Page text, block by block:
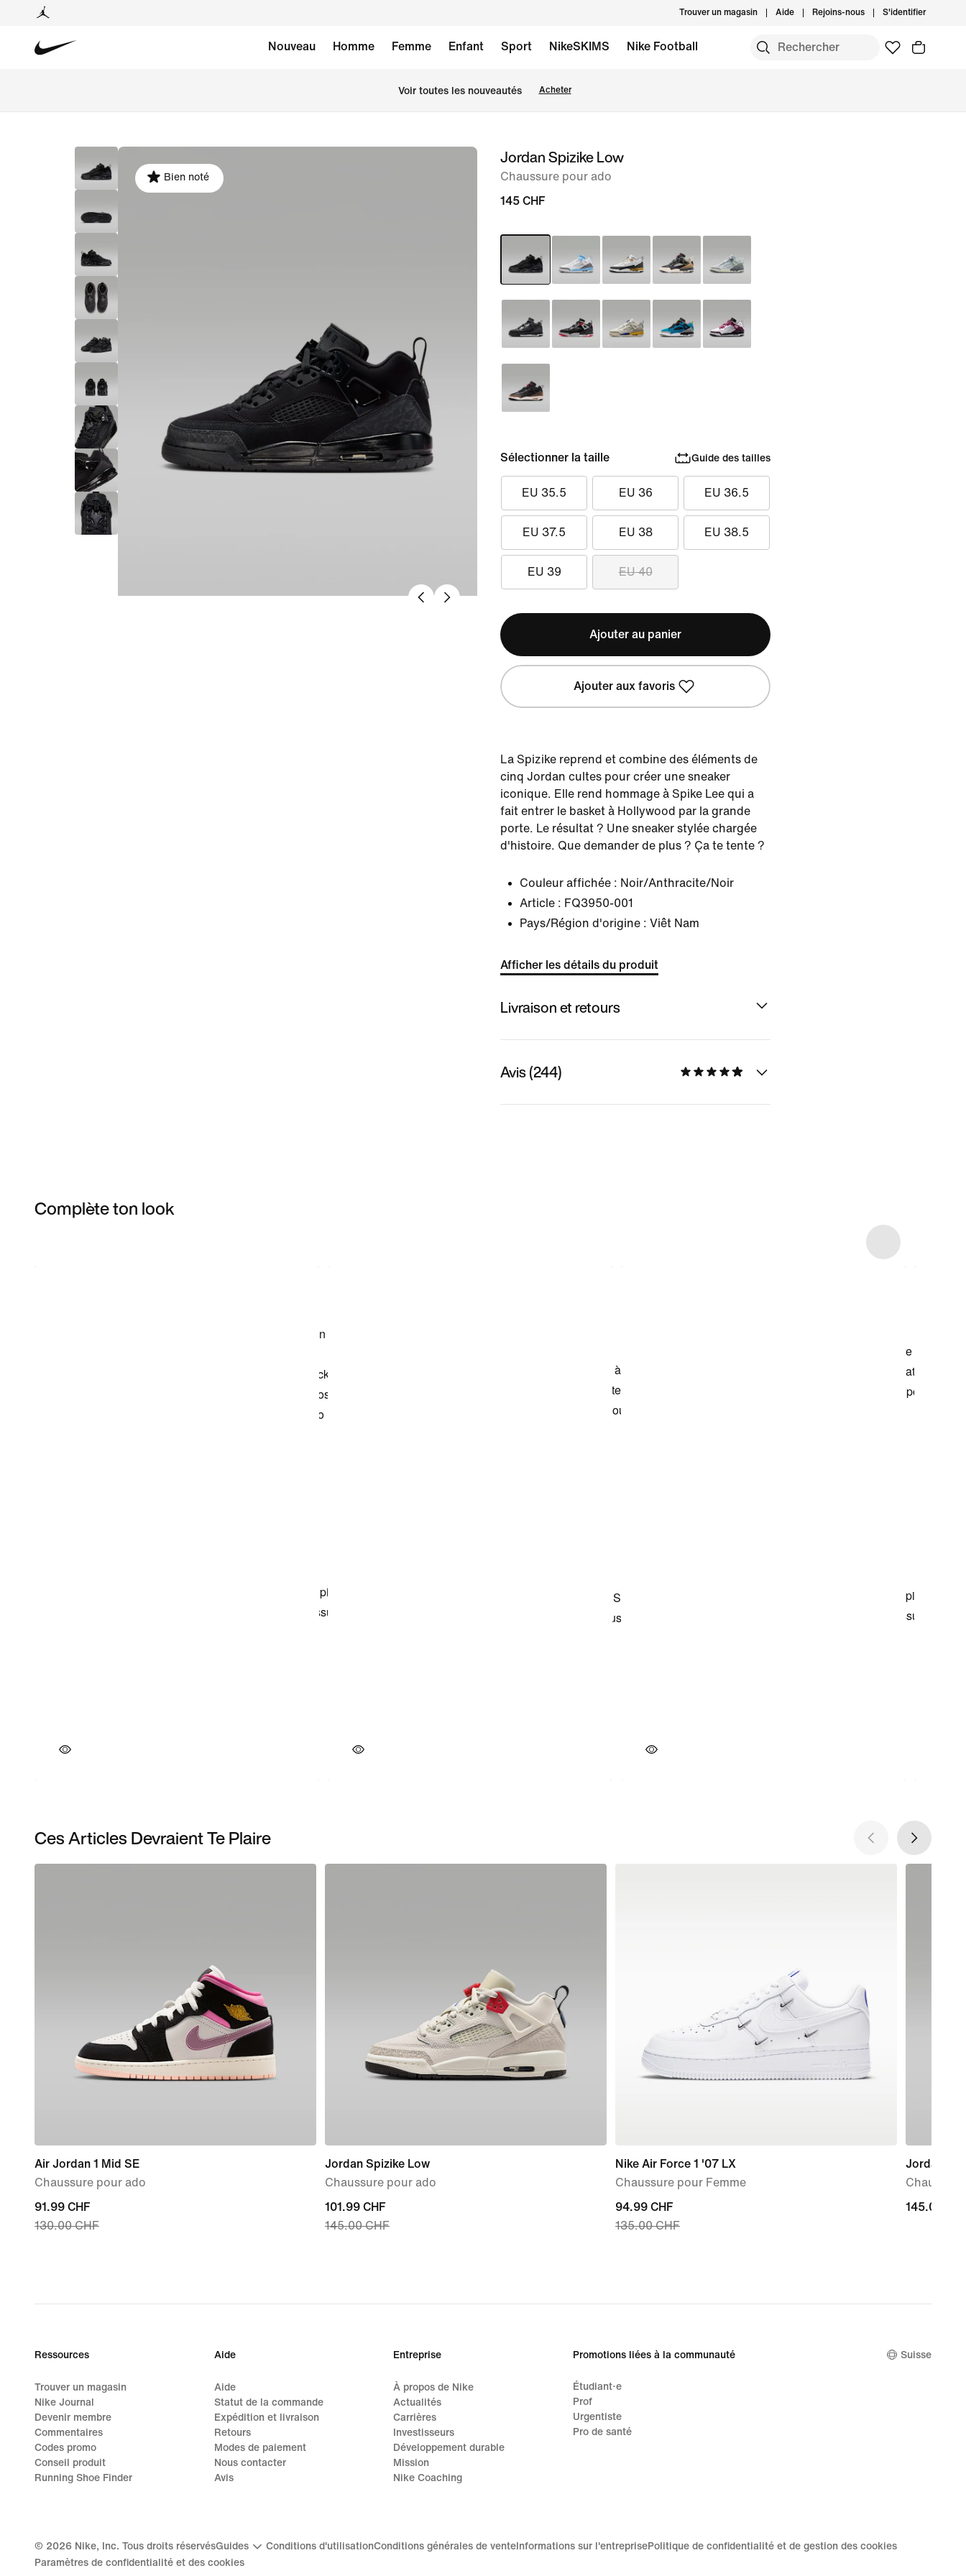
Trouver un magasin Aide Rejoins-nous S'identifier
Nouveau Homme Femme Enfant Sport NikeSKIMS Nike Football
Voir toutes les nouveautés Acheter
image 1
Bien noté
Jordan Spizike Low
Chaussure pour ado
145 CHF
Sélectionner la taille Guide des tailles
EU 35.5 EU 36 EU 36.5
EU 37.5 EU 38 EU 38.5
EU 39 EU 40
Ajouter au panier
Ajouter aux favoris
La Spizike reprend et combine des éléments de
cinq Jordan cultes pour créer une sneaker
iconique. Elle rend hommage à Spike Lee qui a
fait entrer le basket à Hollywood par la grande
porte. Le résultat ? Une sneaker stylée chargée
d'histoire. Que demander de plus ? Ça te tente ?
Couleur affichée : Noir/Anthracite/Noir
Article : FQ3950-001
Pays/Région d'origine : Viêt Nam
Afficher les détails du produit
Livraison et retours
Avis (244)
Complète ton look
Ces Articles Devraient Te Plaire
Air Jordan 1 Mid SE
Chaussure pour ado
current
price
130.00 CHF
91.99 CHF
130.00 CHF
Jordan Spizike Low
Chaussure pour ado
current
price
145.00 CHF
101.99 CHF
145.00 CHF
Nike Air Force 1 '07 LX
Chaussure pour Femme
current
price
135.00 CHF
94.99 CHF
135.00 CHF
Jordan
145.00
145.00
Ressources
Trouver un magasin
Nike Journal
Devenir membre
Commentaires
Codes promo
Conseil produit
Running Shoe Finder
Aide
Aide
Statut de la commande
Expédition et livraison
Retours
Modes de paiement
Nous contacter
Avis
Entreprise
À propos de Nike
Actualités
Carrières
Investisseurs
Développement durable
Mission
Nike Coaching
Promotions liées à la communauté
Étudiant·e
Prof
Urgentiste
Pro de santé
Suisse
© 2026 Nike, Inc. Tous droits réservésGuides Conditions d'utilisationConditions générales de vente Informations sur l'entreprisePolitique de confidentialité et de gestion des cookies
Paramètres de confidentialité et des cookies